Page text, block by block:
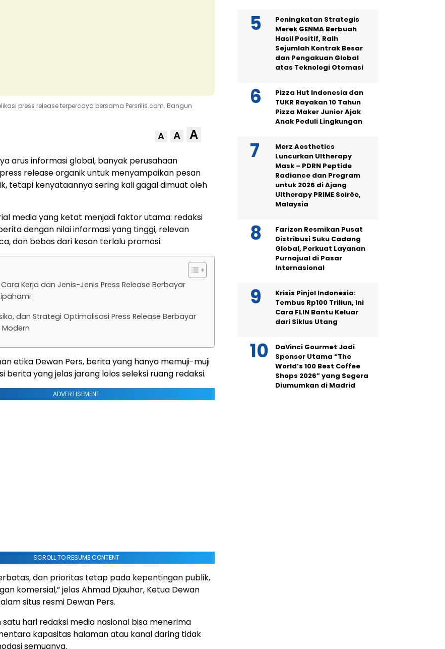
press release terpercaya bersama Persrilis.com. Bangun
A A A
arus informasi global, banyak perusahaan
release organik untuk menyampaikan pesan
tetapi kenyataannya sering kali gagal dimuat oleh
media yang ketat menjadi faktor utama: redaksi
dengan nilai informasi yang tinggi, relevan
dan bebas dari kesan terlalu promosi.
Kerja dan Jenis-Jenis Press Release Berbayar
dan Strategi Optimalisasi Press Release Berbayar
Modern
etika Dewan Pers, berita yang hanya memuji-muji
berita yang jelas jarang lolos seleksi ruang redaksi.
ADVERTISEMENT
SCROLL TO RESUME CONTENT
dan prioritas tetap pada kepentingan publik,
komersial,” jelas Ahmad Djauhar, Ketua Dewan
situs resmi Dewan Pers.
satu hari redaksi media nasional bisa menerima
kapasitas halaman atau kanal daring tidak
semuanya.
Peningkatan Strategis
Merek GENMA Berbuah
Hasil Positif, Raih
Sejumlah Kontrak Besar
dan Pengakuan Global
atas Teknologi Otomasi
Pizza Hut Indonesia dan
TUKR Rayakan 10 Tahun
Pizza Maker Junior Ajak
Anak Peduli Lingkungan
Merz Aesthetics
Luncurkan Ultherapy
Mask – PDRN Peptide
Radiance dan Program
untuk 2026 di Ajang
Ultherapy PRIME Soirée,
Malaysia
Farizon Resmikan Pusat
Distribusi Suku Cadang
Global, Perkuat Layanan
Purnajual di Pasar
Internasional
Krisis Pinjol Indonesia:
Tembus Rp100 Triliun, Ini
Cara FLIN Bantu Keluar
dari Siklus Utang
DaVinci Gourmet Jadi
Sponsor Utama “The
World’s 100 Best Coffee
Shops 2026” yang Segera
Diumumkan di Madrid